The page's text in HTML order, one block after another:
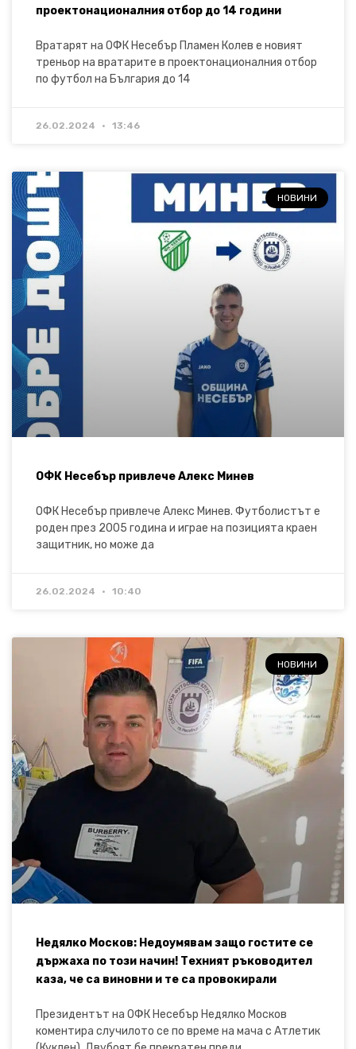
проектонационалния отбор до 14 години
Вратарят на ОФК Несебър Пламен Колев е новият
треньор на вратарите в проектонационалния отбор
по футбол на България до 14
26.02.2024 13:46
НОВИНИ
ОФК Несебър привлече Алекс Минев
ОФК Несебър привлече Алекс Минев. Футболистът е
роден през 2005 година и играе на позицията краен
защитник, но може да
26.02.2024 10:40
НОВИНИ
Недялко Москов: Недоумявам защо гостите се
държаха по този начин! Техният ръководител
каза, че са виновни и те са провокирали
Президентът на ОФК Несебър Недялко Москов
коментира случилото се по време на мача с Атлетик